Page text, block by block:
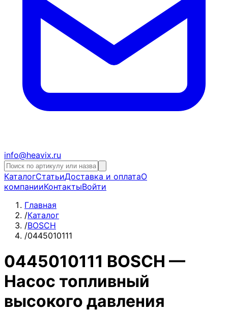
info@heavix.ru
КаталогСтатьиДоставка и оплатаО
компанииКонтактыВойти
Главная
/Каталог
/BOSCH
/0445010111
0445010111 BOSCH —
Насос топливный
высокого давления